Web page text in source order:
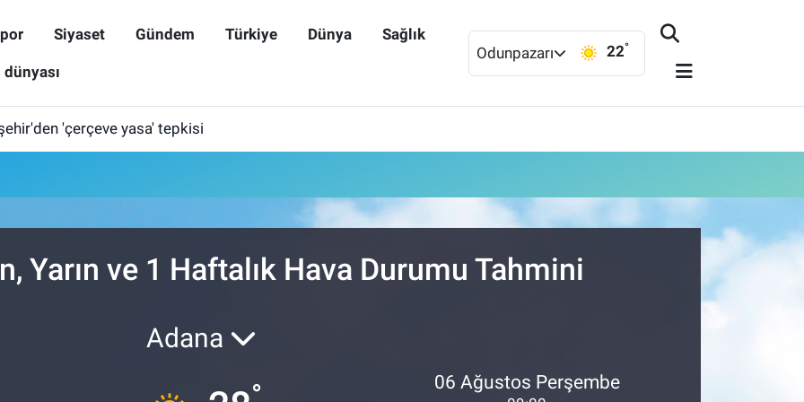
Siyaset Gündem Türkiye Dünya Sağlık
Odunpazarı 22°
'çerçeve yasa' tepkisi
Yarın ve 1 Haftalık Hava Durumu Tahmini
Adana
° 06 Ağustos Perşembe